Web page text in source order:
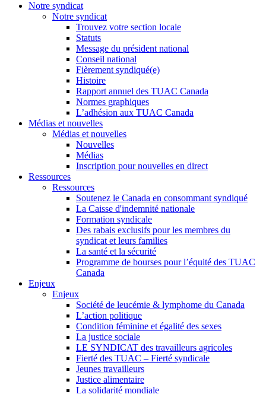
Notre syndicat
Notre syndicat
Trouvez votre section locale
Statuts
Message du président national
Conseil national
Fièrement syndiqué(e)
Histoire
Rapport annuel des TUAC Canada
Normes graphiques
L’adhésion aux TUAC Canada
Médias et nouvelles
Médias et nouvelles
Nouvelles
Médias
Inscription pour nouvelles en direct
Ressources
Ressources
Soutenez le Canada en consommant syndiqué
La Caisse d'indemnité nationale
Formation syndicale
Des rabais exclusifs pour les membres du
syndicat et leurs families
La santé et la sécurité
Programme de bourses pour l’équité des TUAC
Canada
Enjeux
Enjeux
Société de leucémie & lymphome du Canada
L’action politique
Condition féminine et égalité des sexes
La justice sociale
LE SYNDICAT des travailleurs agricoles
Fierté des TUAC – Fierté syndicale
Jeunes travailleurs
Justice alimentaire
La solidarité mondiale